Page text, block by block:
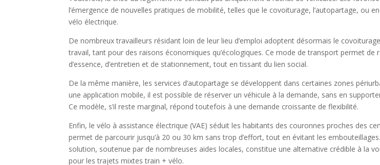
l’émergence de nouvelles pratiques de mobilité, telles que le covoiturage, l’autopartage, ou
vélo électrique.
De nombreux travailleurs résidant loin de leur lieu d’emploi adoptent désormais le
travail, tant pour des raisons économiques qu’écologiques. Ce mode de transport permet de
d’essence, d’entretien et de stationnement, tout en tissant du lien social.
De la même manière, les services d’autopartage se développent dans certaines zones
une application mobile, il est possible de réserver un véhicule à la demande, sans en
Ce modèle, s’il reste marginal, répond toutefois à une demande croissante de flexibilité.
Enfin, le vélo à assistance électrique (VAE) séduit les habitants des couronnes proches des
permet de parcourir jusqu’à 20 ou 30 km sans trop d’effort, tout en évitant les
solution, soutenue par de nombreuses aides locales, constitue une alternative crédible à la
pour les trajets mixtes train + vélo.